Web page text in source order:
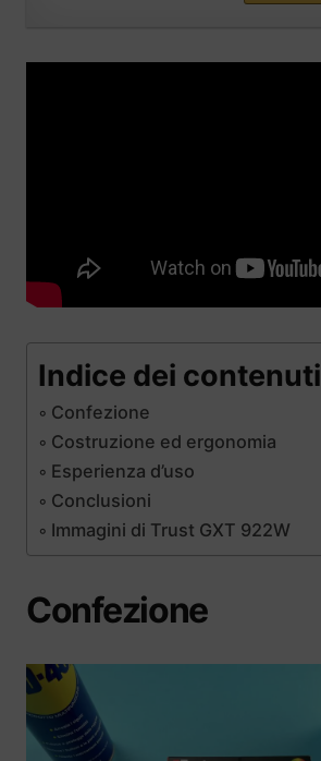
Indice dei contenuti
Confezione
Costruzione ed ergonomia
Esperienza d’uso
Conclusioni
Immagini di Trust GXT 922W
Confezione